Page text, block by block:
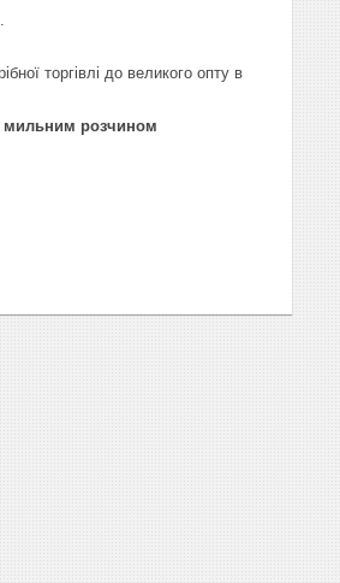
торгівлі до великого опту в
мильним розчином